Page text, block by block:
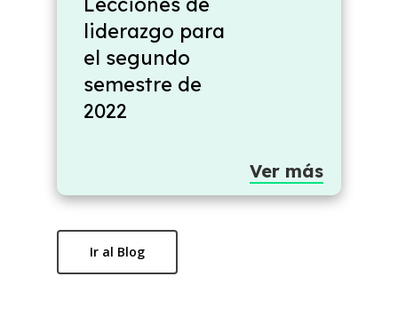
liderazgo para
el segundo
semestre de
2022
Ver más
Ir al Blog